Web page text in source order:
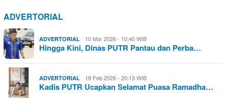
ADVERTORIAL
ADVERTORIAL 10 Mar 2026 - 10:40 WIB
Hingga Kini, Dinas PUTR Pantau dan Perba…
ADVERTORIAL 19 Feb 2026 - 20:13 WIB
Kadis PUTR Ucapkan Selamat Puasa Ramadha…